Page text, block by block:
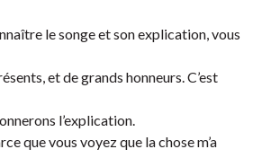
le songe et son explication, vous
et de grands honneurs. C’est
l’explication.
que vous voyez que la chose m’a